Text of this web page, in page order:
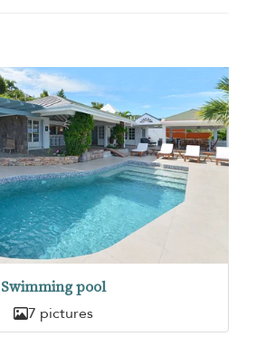
Swimming pool
7 pictures